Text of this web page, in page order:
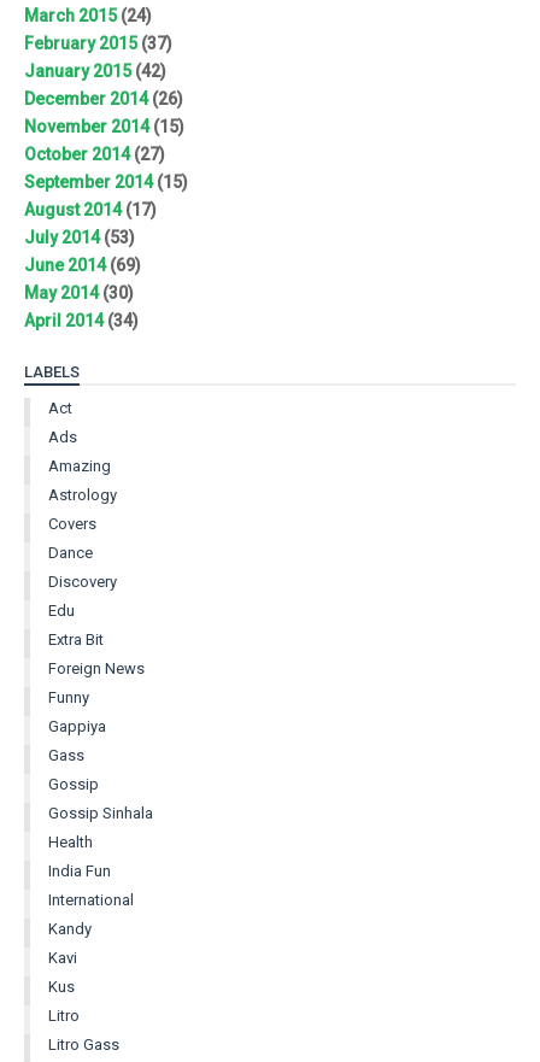
March 2015(24)
February 2015(37)
January 2015(42)
December 2014(26)
November 2014(15)
October 2014(27)
September 2014(15)
August 2014(17)
July 2014(53)
June 2014(69)
May 2014(30)
April 2014(34)
LABELS
Act
Ads
Amazing
Astrology
Covers
Dance
Discovery
Edu
Extra Bit
Foreign News
Funny
Gappiya
Gass
Gossip
Gossip Sinhala
Health
India Fun
International
Kandy
Kavi
Kus
Litro
Litro Gass